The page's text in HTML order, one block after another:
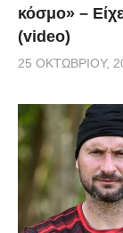
κόσμο» –
(video)
25 ΟΚΤΩΒΡΊΟΥ,